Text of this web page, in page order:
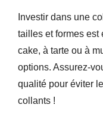
Investir dans une
tailles et formes est
cake, à tarte ou à
options. Assurez-
qualité pour éviter
collants !